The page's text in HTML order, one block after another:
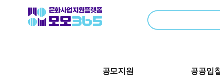
공모지원 공공입